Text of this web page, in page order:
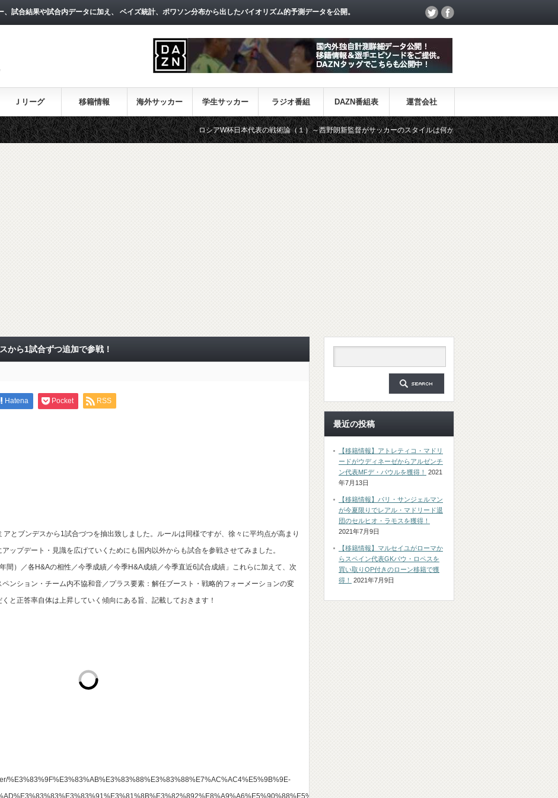
試合結果や試合内データに加え、 ベイズ統計、ポワソン分布から出したバイオリズム的予測データを公開。
Ｊリーグ 移籍情報 海外サッカー 学生サッカー ラジオ番組 DAZN番組表 運営会社
ロシアW杯日本代表の戦術論（１）～西野朗新監督がサッカーのスタイルは何か～ 【一覧】J1・J2・J3リ
から1試合ずつ追加で参戦！
Hatena Pocket RSS
とブンデスから1試合づつを抽出致しました。ルールは同様ですが、徐々に平均点が高まり
ップデート・見識を広げていくためにも国内以外からも試合を参戦させてみました。
間）／各H&Aの相性／今季成績／今季H&A成績／今季直近6試合成績」これらに加えて、次
ンション・チーム内不協和音／プラス要素：解任ブースト・戦略的フォーメーションの変
と正答率自体は上昇していく傾向にある旨、記載しておきます！
%E3%83%9F%E3%83%AB%E3%83%88%E3%83%88%E7%AC%AC4%E5%9B%9E-
最近の投稿
【移籍情報】アトレティコ・マドリ
ードがウディネーゼからアルゼンチ
ン代表MFデ・パウルを獲得！
2021
年7月13日
【移籍情報】パリ・サンジェルマン
が今夏限りでレアル・マドリード退
団のセルヒオ・ラモスを獲得！
2021年7月9日
【移籍情報】マルセイユがローマか
らスペイン代表GKパウ・ロペスを
買い取りOP付きのローン移籍で獲
得！
2021年7月9日